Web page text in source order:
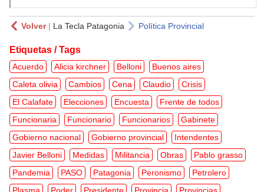
Volver| La Tecla Patagonia Política Provincial
Etiquetas / Tags
Acuerdo Alicia kirchner Belloni
Buenos aires
Caleta olivia
Cambios Cena Claudio
Crisis
El Calafate
Elecciones Encuesta
Frente de todos
Funcionaria
Funcionario Funcionarios
Gabinete
Gobierno nacional
Gobierno provincial
Intendentes
Javier Belloni
Medidas Militancia Obras
Pablo grasso
Pandemia
PASO Patagonia Peronismo
Petrolero
Plasma
Poder Presidente Provincia
Provincias